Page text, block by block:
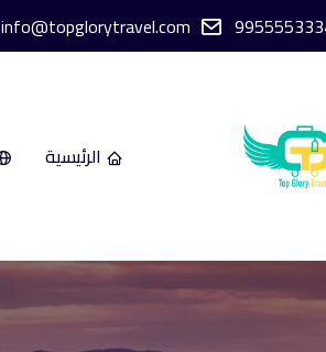
info@topglorytravel.com
الرئيسية